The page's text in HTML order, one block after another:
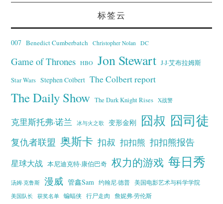
标签云
007 Benedict Cumberbatch Christopher Nolan DC
Game of Thrones HBO Jon Stewart J·J·艾布拉姆斯
Star Wars Stephen Colbert The Colbert report
The Daily Show The Dark Knight Rises X战警
克里斯托弗·诺兰 冰与火之歌 变形金刚 囧叔 囧司徒
复仇者联盟 奥斯卡 扣叔 扣扣熊 扣扣熊报告
星球大战 本尼迪克特·康伯巴奇 权力的游戏 每日秀
汤姆·克鲁斯 漫威 管鑫Sam 约翰尼·德普
美国电影艺术与科学学院
美国队长
获奖名单 蝙蝠侠 行尸走肉 詹妮弗·劳伦斯